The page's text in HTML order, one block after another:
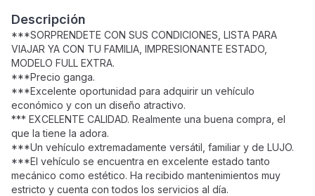
Descripción
***SORPRENDETE CON SUS CONDICIONES, LISTA PARA
VIAJAR YA CON TU FAMILIA, IMPRESIONANTE ESTADO,
MODELO FULL EXTRA.
***Precio ganga.
***Excelente oportunidad para adquirir un vehículo
económico y con un diseño atractivo.
*** EXCELENTE CALIDAD. Realmente una buena compra, el
que la tiene la adora.
***Un vehículo extremadamente versátil, familiar y de LUJO.
***El vehículo se encuentra en excelente estado tanto
mecánico como estético. Ha recibido mantenimientos muy
estricto y cuenta con todos los servicios al día.